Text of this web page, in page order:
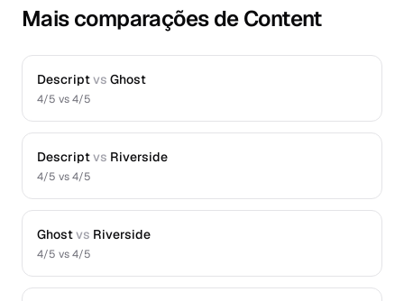
Mais comparações de Content
Descriptvs Ghost
4/5 vs4/5
Descriptvs Riverside
4/5 vs4/5
Ghostvs Riverside
4/5 vs4/5